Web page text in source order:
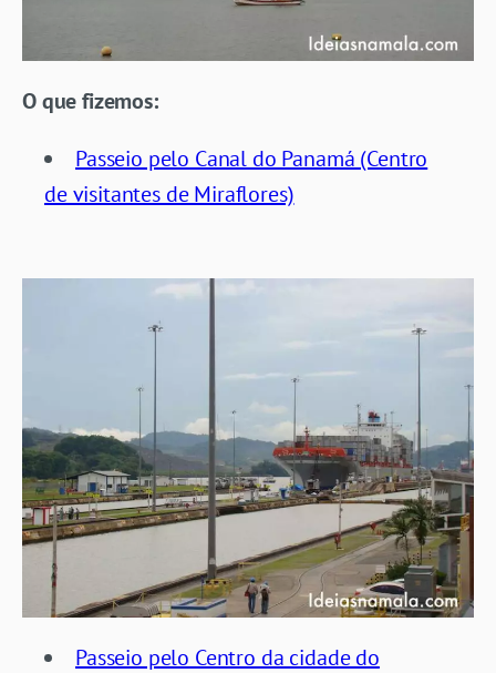
O que fizemos:
Passeio pelo Canal do Panamá (Centro
de visitantes de Miraflores)
Passeio pelo Centro da cidade do